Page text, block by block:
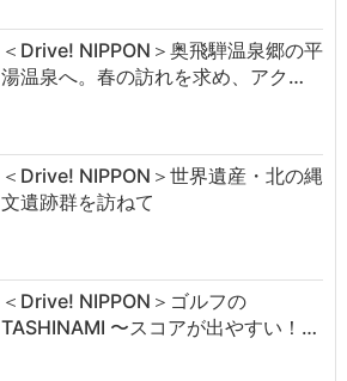
＜Drive! NIPPON＞奥飛騨温泉郷の平
湯温泉へ。春の訪れを求め、アク…
＜Drive! NIPPON＞世界遺産・北の縄
文遺跡群を訪ねて
＜Drive! NIPPON＞ゴルフの
TASHINAMI 〜スコアが出やすい！…